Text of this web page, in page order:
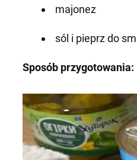
majonez
sól i pieprz do
Sposób przygotowania: